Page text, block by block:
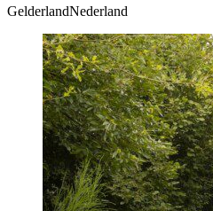
GelderlandNederland